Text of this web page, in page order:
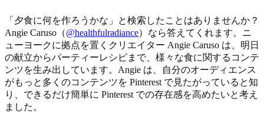
「夕食に何を作ろうかな」と検索したことはありませんか？
Angie Caruso（@healthfulradiance）なら答えてくれます。ニ
ューヨークに拠点を置くクリエイター Angie Caruso は、明日
の献立からパーティーレシピまで、様々な食に関するコンテ
ンツを生み出しています。Angie は、自分のオーディエンス
がもっと多くのコンテンツを Pinterest で見たがっていると知
り、できるだけ簡単に Pinterest での存在感を高めたいと考え
ました。